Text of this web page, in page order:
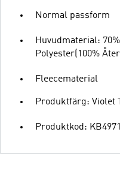
Normal passform
Huvudmaterial:
Polyester(100%
Fleecematerial
Produktfärg: Violet
Produktkod: KB4971